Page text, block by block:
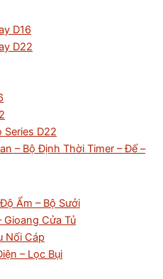
D16
D22
Series D22
– Bộ Định Thời Timer – Đế –
Ẩm – Bộ Sưởi
Gioang Cửa Tủ
Nối Cáp
– Lọc Bụi